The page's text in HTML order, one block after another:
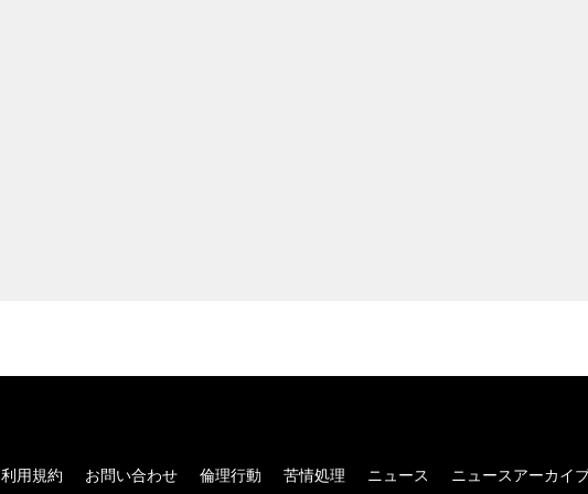
利用規約 お問い合わせ 倫理行動 苦情処理 ニュース ニュースアーカイ